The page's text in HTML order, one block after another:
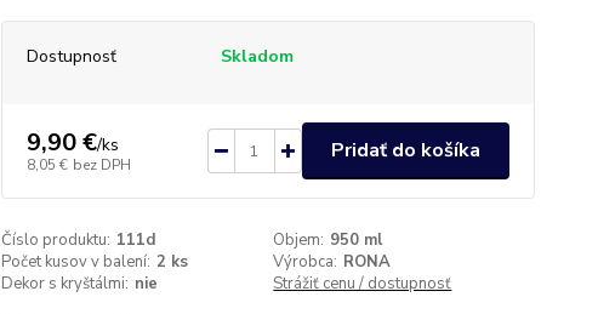
Dostupnosť Skladom
9,90 €/ks
8,05 € bez DPH
Pridať do košíka
Číslo produktu: 111d Objem: 950 ml
Počet kusov v balení: 2 ks Výrobca: RONA
Dekor s kryštálmi: nie Strážiť cenu / dostupnosť